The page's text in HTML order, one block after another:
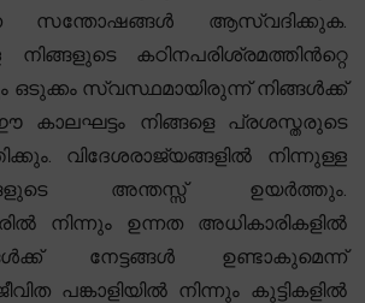
സന്തോഷങ്ങൾ ആസ്വദിക്കുക.
കഠിനപരിശ്രമത്തിൻറ്റെ
സ്വസ്ഥമായിരുന്ന് നിങ്ങൾക്ക്
കാലഘട്ടം നിങ്ങളെ പ്രശസ്തരുടെ
വിദേശരാജ്യങ്ങളിൽ നിന്നുള്ള
അന്തസ്സ് ഉയർത്തും.
നിന്നും ഉന്നത അധികാരികളിൽ
നേട്ടങ്ങൾ ഉണ്ടാകുമെന്ന്
പങ്കാളിയിൽ നിന്നും കുട്ടികളിൽ